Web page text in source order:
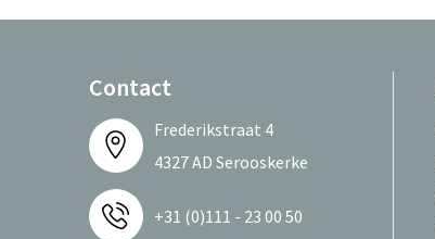
Contact
Frederikstraat 4
4327 AD Serooskerke
+31 (0)111 - 23 00 50